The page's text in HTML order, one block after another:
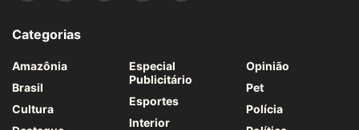
Categorias
Amazônia
Brasil
Cultura
Especial
Publicitário
Esportes
Interior
Opinião
Pet
Polícia